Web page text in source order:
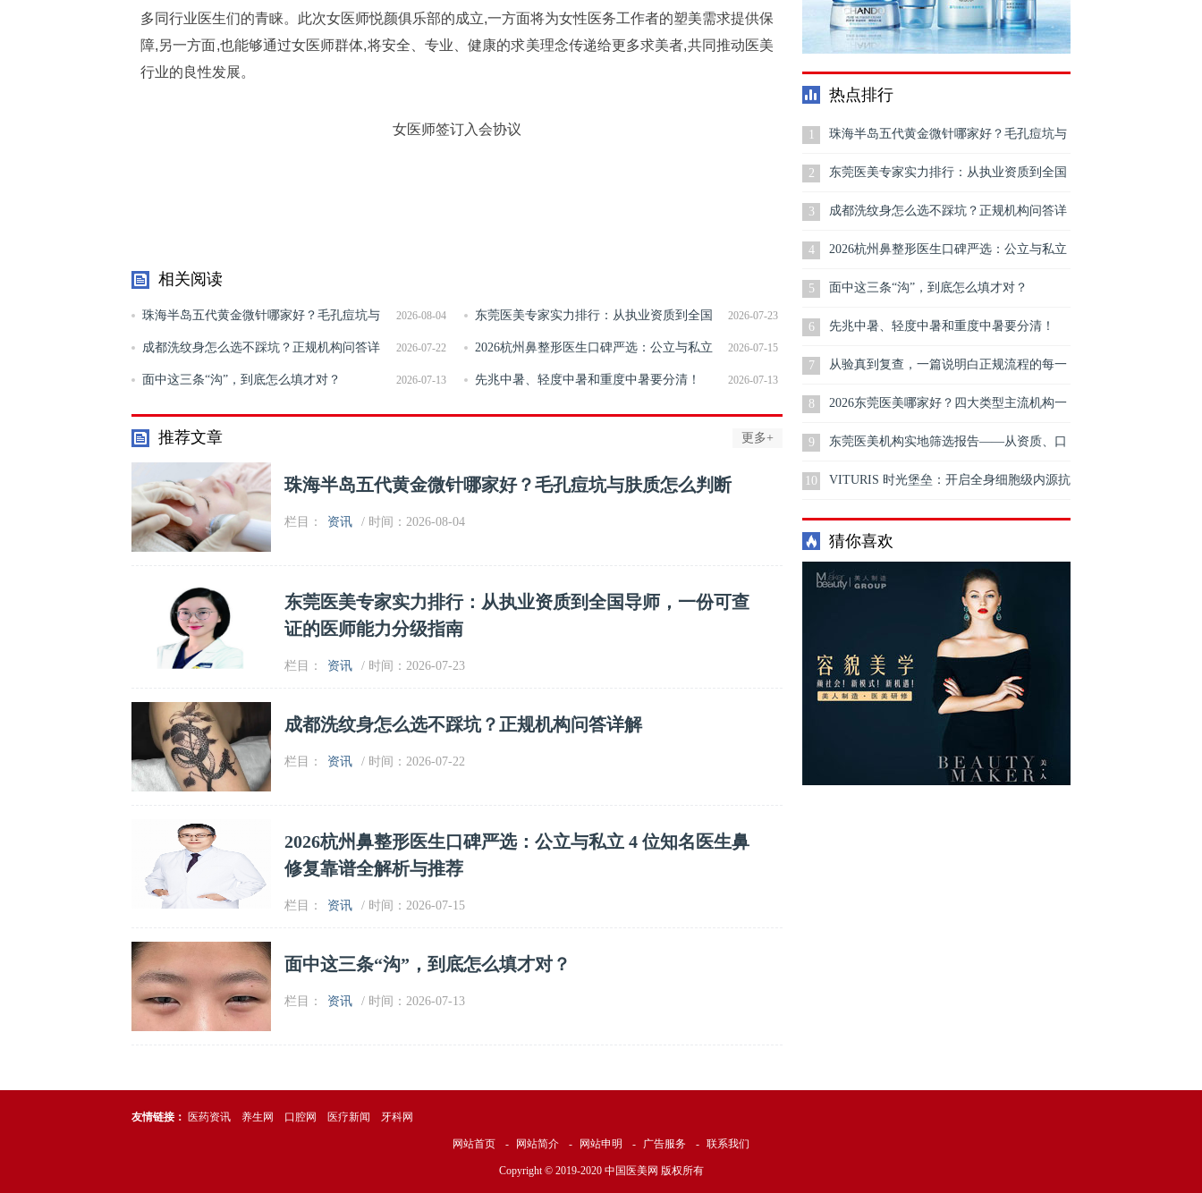
多同行业医生们的青睐。此次女医师悦颜俱乐部的成立,一方面将为女性医务工作者的塑美需求提供保
障,另一方面,也能够通过女医师群体,将安全、专业、健康的求美理念传递给更多求美者,共同推动医美
行业的良性发展。
女医师签订入会协议
相关阅读
2026-08-04
珠海半岛五代黄金微针哪家好？毛孔痘坑与
肤质怎么判断
2026-07-23
东莞医美专家实力排行：从执业资质到全国
导师，一份可查证的医师能力分级指南
2026-07-22
成都洗纹身怎么选不踩坑？正规机构问答详
解
2026-07-15
2026杭州鼻整形医生口碑严选：公立与私立
4 位知名医生鼻修复靠谱全解析与推荐
2026-07-13
面中这三条“沟”，到底怎么填才对？ 2026-07-13
先兆中暑、轻度中暑和重度中暑要分清！
推荐文章 更多+
珠海半岛五代黄金微针哪家好？毛孔痘坑与肤质怎么判断
栏目： 资讯 / 时间：2026-08-04
东莞医美专家实力排行：从执业资质到全国导师，一份可查
证的医师能力分级指南
栏目： 资讯 / 时间：2026-07-23
成都洗纹身怎么选不踩坑？正规机构问答详解
栏目： 资讯 / 时间：2026-07-22
2026杭州鼻整形医生口碑严选：公立与私立 4 位知名医生鼻
修复靠谱全解析与推荐
栏目： 资讯 / 时间：2026-07-15
面中这三条“沟”，到底怎么填才对？
栏目： 资讯 / 时间：2026-07-13
热点排行
1 珠海半岛五代黄金微针哪家好？毛孔痘坑与
肤质怎么判断
2 东莞医美专家实力排行：从执业资质到全国
导师，一份可查证的医师能力分级指南
3 成都洗纹身怎么选不踩坑？正规机构问答详
解
4 2026杭州鼻整形医生口碑严选：公立与私立
4 位知名医生鼻修复靠谱全解析与推荐
5 面中这三条“沟”，到底怎么填才对？
6 先兆中暑、轻度中暑和重度中暑要分清！
7 从验真到复查，一篇说明白正规流程的每一
步
8 2026东莞医美哪家好？四大类型主流机构一
次讲透，帮你快速锁定方向
9 东莞医美机构实地筛选报告——从资质、口
碑、项目匹配度三个维度整理
10 VITURIS 时光堡垒：开启全身细胞级内源抗
衰新时代
猜你喜欢
友情链接： 医药资讯 养生网 口腔网 医疗新闻 牙科网
网站首页 - 网站简介 - 网站申明 - 广告服务 - 联系我们
Copyright © 2019-2020 中国医美网 版权所有